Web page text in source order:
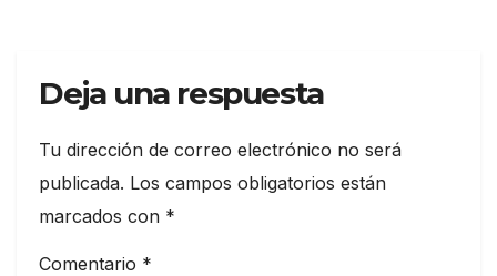
Deja una respuesta
Tu dirección de correo electrónico no será
publicada. Los campos obligatorios están
marcados con *
Comentario *